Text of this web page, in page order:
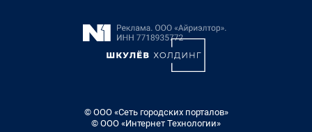
© ООО «Сеть городских порталов»
© ООО «Интернет Технологии»